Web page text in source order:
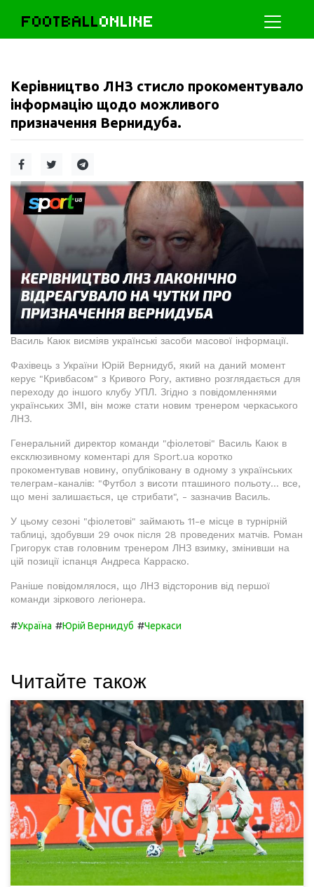
FOOTBALLONLINE
Керівництво ЛНЗ стисло прокоментувало
інформацію щодо можливого
призначення Вернидуба.
Василь Каюк висміяв українські засоби масової інформації.
Фахівець з України Юрій Вернидуб, який на даний момент
керує "Кривбасом" з Кривого Рогу, активно розглядається для
переходу до іншого клубу УПЛ. Згідно з повідомленнями
українських ЗМІ, він може стати новим тренером черкаського
ЛНЗ.
Генеральний директор команди "фіолетові" Василь Каюк в
ексклюзивному коментарі для Sport.ua коротко
прокоментував новину, опубліковану в одному з українських
телеграм-каналів: "Футбол з висоти пташиного польоту... все,
що мені залишається, це стрибати", - зазначив Василь.
У цьому сезоні "фіолетові" займають 11-е місце в турнірній
таблиці, здобувши 29 очок після 28 проведених матчів. Роман
Григорук став головним тренером ЛНЗ взимку, змінивши на
цій позиції іспанця Андреса Карраско.
Раніше повідомлялося, що ЛНЗ відсторонив від першої
команди зіркового легіонера.
#Україна #Юрій Вернидуб #Черкаси
Читайте також